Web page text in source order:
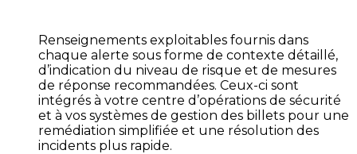
Renseignements exploitables fournis dans
chaque alerte sous forme de contexte détaillé,
d’indication du niveau de risque et de mesures
de réponse recommandées. Ceux-ci sont
intégrés à votre centre d’opérations de sécurité
et à vos systèmes de gestion des billets pour une
remédiation simplifiée et une résolution des
incidents plus rapide.